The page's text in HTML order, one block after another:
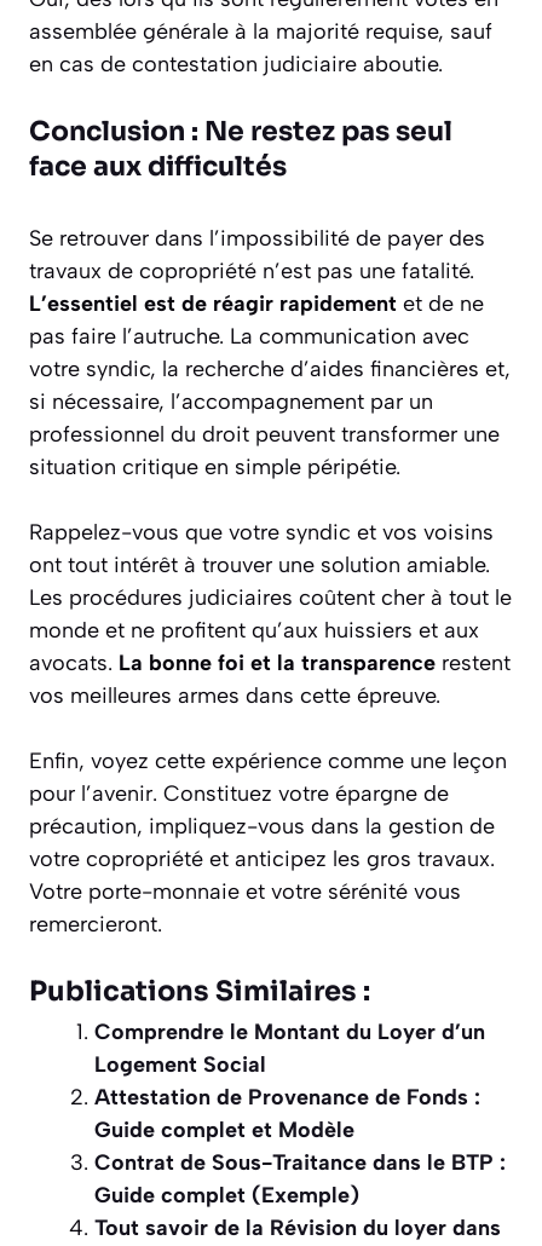
assemblée générale à la majorité requise, sauf
en cas de contestation judiciaire aboutie.
Conclusion : Ne restez pas seul
face aux difficultés
Se retrouver dans l’impossibilité de payer des
travaux de copropriété n’est pas une fatalité.
L’essentiel est de réagir rapidement et de ne
pas faire l’autruche. La communication avec
votre syndic, la recherche d’aides financières et,
si nécessaire, l’accompagnement par un
professionnel du droit peuvent transformer une
situation critique en simple péripétie.
Rappelez-vous que votre syndic et vos voisins
ont tout intérêt à trouver une solution amiable.
Les procédures judiciaires coûtent cher à tout le
monde et ne profitent qu’aux huissiers et aux
avocats. La bonne foi et la transparence restent
vos meilleures armes dans cette épreuve.
Enfin, voyez cette expérience comme une leçon
pour l’avenir. Constituez votre épargne de
précaution, impliquez-vous dans la gestion de
votre copropriété et anticipez les gros travaux.
Votre porte-monnaie et votre sérénité vous
remercieront.
Publications Similaires :
Comprendre le Montant du Loyer d’un
Logement Social
Attestation de Provenance de Fonds :
Guide complet et Modèle
Contrat de Sous-Traitance dans le BTP :
Guide complet (Exemple)
Tout savoir de la Révision du loyer dans